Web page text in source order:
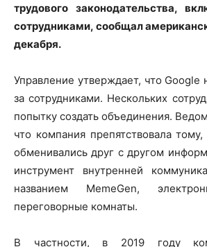
трудового законодательства,
сотрудниками, сообщал
декабря.
Управление утверждает, что Google
за сотрудниками. Нескольких
попытку создать объединения.
что компания препятствовала
обменивались друг с другом
инструмент внутренней
названием MemeGen,
переговорные комнаты.
В частности, в 2019 году